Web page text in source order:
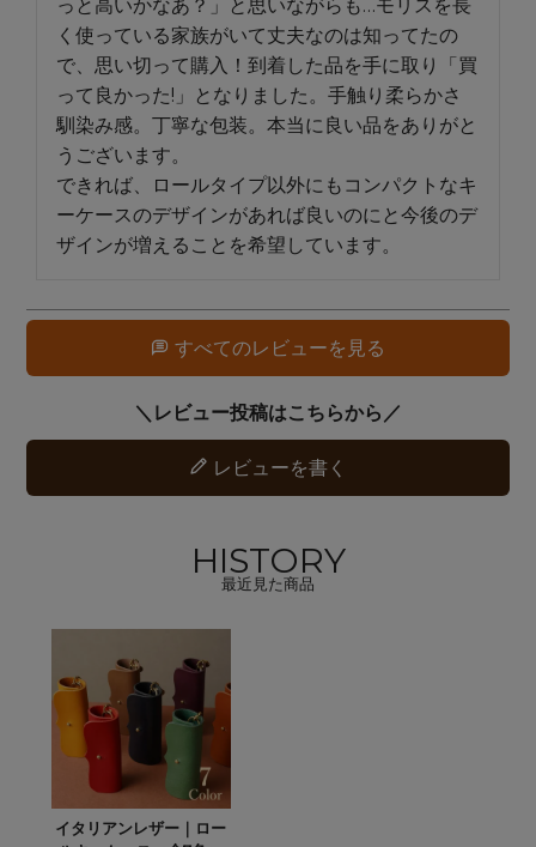
っと高いかなあ？」と思いながらも…モリスを長
く使っている家族がいて丈夫なのは知ってたの
で、思い切って購入！到着した品を手に取り「買
って良かった!」となりました。手触り柔らかさ
馴染み感。丁寧な包装。本当に良い品をありがと
うございます。
できれば、ロールタイプ以外にもコンパクトなキ
ーケースのデザインがあれば良いのにと今後のデ
ザインが増えることを希望しています。
すべてのレビューを見る
レビューを書く
HISTORY
最近見た商品
イタリアンレザー｜ロー